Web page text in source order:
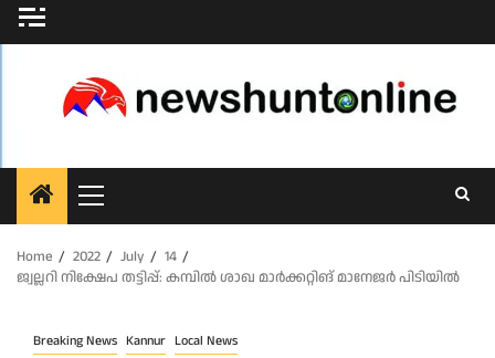
Skip
to
Primary
Menu
Home
2022 July
14
ജ്വല്ലറി നിക്ഷേപ തട്ടിപ്പ്: കമ്പിൽ ശാഖ മാര്‍ക്കറ്റിങ്‌ മാനേജര്‍ പിടിയില്‍
Breaking News Kannur Local News